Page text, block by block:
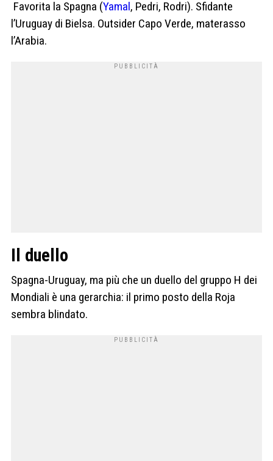
Favorita la Spagna (Yamal, Pedri, Rodri). Sfidante
l’Uruguay di Bielsa. Outsider Capo Verde, materasso
l’Arabia.
Il duello
Spagna-Uruguay, ma più che un duello del gruppo H dei
Mondiali è una gerarchia: il primo posto della Roja
sembra blindato.